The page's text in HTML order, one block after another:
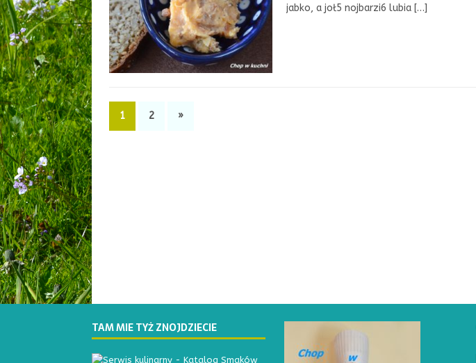
jabko, a joł5 nojbarzi6 lubia […]
1 2 »
TAM MIE TYŻ ZNOJDZIECIE